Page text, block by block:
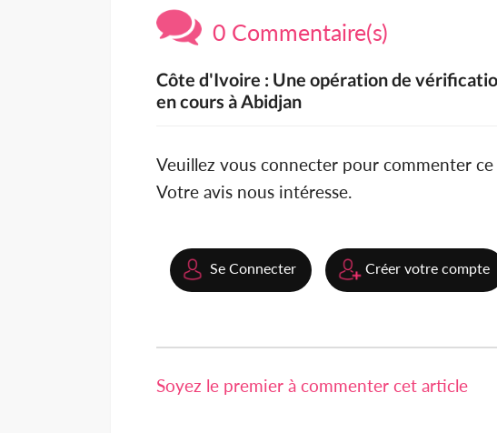
0 Commentaire(s)
Côte d'Ivoire : Une opération de
en cours à Abidjan
Veuillez vous connecter pour commenter
Votre avis nous intéresse.
Se Connecter Créer votre compte
Soyez le premier à commenter cet article